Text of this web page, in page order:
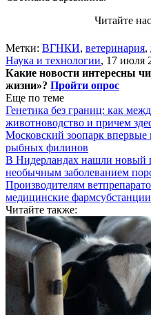
Читайте
Метки: ВГНКИ, ветеринария,
Наука и технологии, 17 июля
Какие новости интересны
жизни»? Пройти опрос
Еще по теме
Генетика без границ: как
животноводство и причем
Московский зоопарк впервые
рыбных филинов
В Нидерландах нашли новый
необычным заболеванием
Производителям
медицинские фармсубстанции
Читайте также: